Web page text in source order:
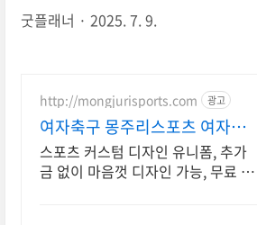
굿플래너 2025. 7. 9.
http://mongjurisports.com 광고
여자축구 몽주리스포츠 여자축
구/풋살 유니폼 전문!
스포츠 커스텀 디자인 유니폼, 추가
금 없이 마음껏 디자인 가능, 무료 시